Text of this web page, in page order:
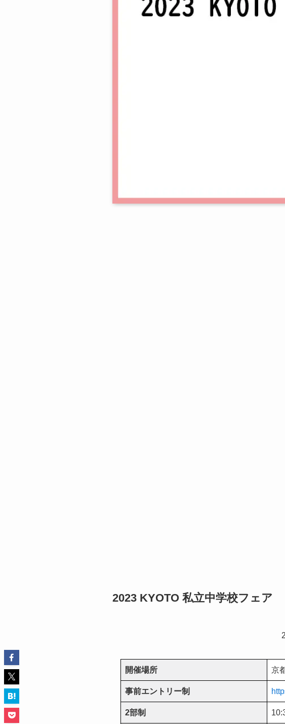
2023 KYOTO 私立中学校フェア
開催場所 京
事前エントリー制
2部制